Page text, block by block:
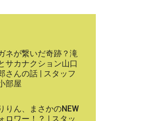
ネが繋いだ奇跡？滝
サカナクション山口
さんの話 | スタッフ
部屋
りん、まさかのNEW
ロワー！？ | スタッ